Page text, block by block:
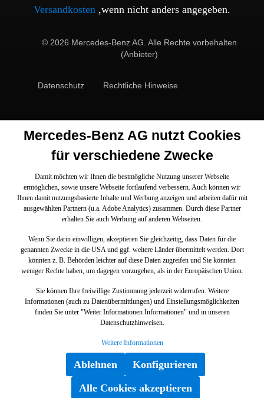
Versandkosten ,wenn nicht anders angegeben.
© 2026 Mercedes-Benz AG. Alle Rechte vorbehalten
(Anbieter)
Datenschutz Rechtliche Hinweise
Mercedes-Benz AG nutzt Cookies
für verschiedene Zwecke
Damit möchten wir Ihnen die bestmögliche Nutzung unserer Webseite
ermöglichen, sowie unsere Webseite fortlaufend verbessern. Auch können wir
Ihnen damit nutzungsbasierte Inhalte und Werbung anzeigen und arbeiten dafür mit
ausgewählten Partnern (u.a. Adobe Analytics) zusammen. Durch diese Partner
erhalten Sie auch Werbung auf anderen Webseiten.
Wenn Sie darin einwilligen, akzeptieren Sie gleichzeitig, dass Daten für die
genannten Zwecke in die USA und ggf. weitere Länder übermittelt werden. Dort
könnten z. B. Behörden leichter auf diese Daten zugreifen und Sie könnten
weniger Rechte haben, um dagegen vorzugehen, als in der Europäischen Union.
Sie können Ihre freiwillige Zustimmung jederzeit widerrufen. Weitere
Informationen (auch zu Datenübermittlungen) und Einstellungsmöglichkeiten
finden Sie unter "Weiter Informationen Informationen" und in unseren
Datenschutzhinweisen.
Weitere Informationen
Ablehnen
Konfigurieren
Alle Cookies akzeptieren